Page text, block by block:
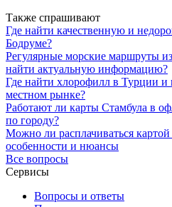
Также спрашивают
Где найти качественную и
Бодруме?
Регулярные морские маршруты
найти актуальную информацию?
Где найти хлорофилл в Турции и
местном рынке?
Работают ли карты Стамбула в
по городу?
Можно ли расплачиваться
особенности и нюансы
Все вопросы
Сервисы
Вопросы и ответы